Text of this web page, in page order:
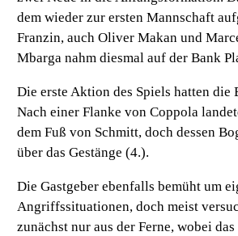
dem wieder zur ersten Mannschaft
Franzin, auch Oliver Makan und
Mbarga nahm diesmal auf der Bank
Die erste Aktion des Spiels hatten die
Nach einer Flanke von Coppola
dem Fuß von Schmitt, doch dessen
über das Gestänge (4.).
Die Gastgeber ebenfalls bemüht um
Angriffssituationen, doch meist
zunächst nur aus der Ferne, wobei